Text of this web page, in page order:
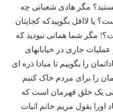
مگر هادی شعبانی چه
یا لااقل بگوییدکه کجایتان
مگر شما همانی نبودید که
جاری در خیابانهای
را بگوییم تا مبادا ذره ای
را برای مردم خاک کنیم
یک خلق قهرمان است که
اورا بقول مریم خانم اثبات